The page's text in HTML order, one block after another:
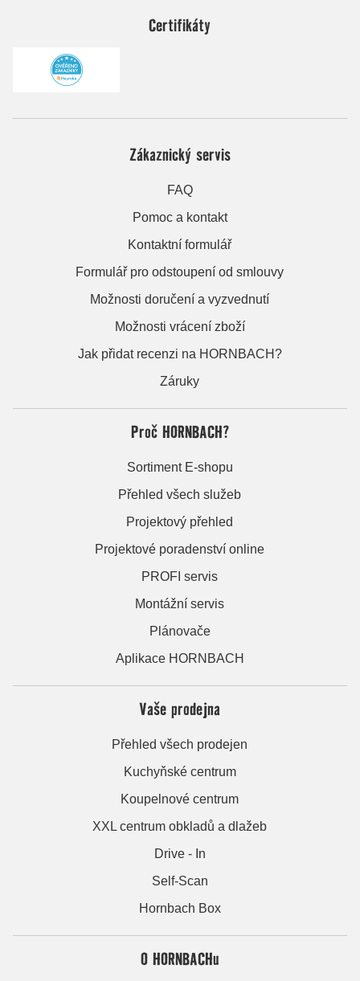
Certifikáty
Zákaznický servis
FAQ
Pomoc a kontakt
Kontaktní formulář
Formulář pro odstoupení od smlouvy
Možnosti doručení a vyzvednutí
Možnosti vrácení zboží
Jak přidat recenzi na HORNBACH?
Záruky
Proč HORNBACH?
Sortiment E-shopu
Přehled všech služeb
Projektový přehled
Projektové poradenství online
PROFI servis
Montážní servis
Plánovače
Aplikace HORNBACH
Vaše prodejna
Přehled všech prodejen
Kuchyňské centrum
Koupelnové centrum
XXL centrum obkladů a dlažeb
Drive - In
Self-Scan
Hornbach Box
O HORNBACHu